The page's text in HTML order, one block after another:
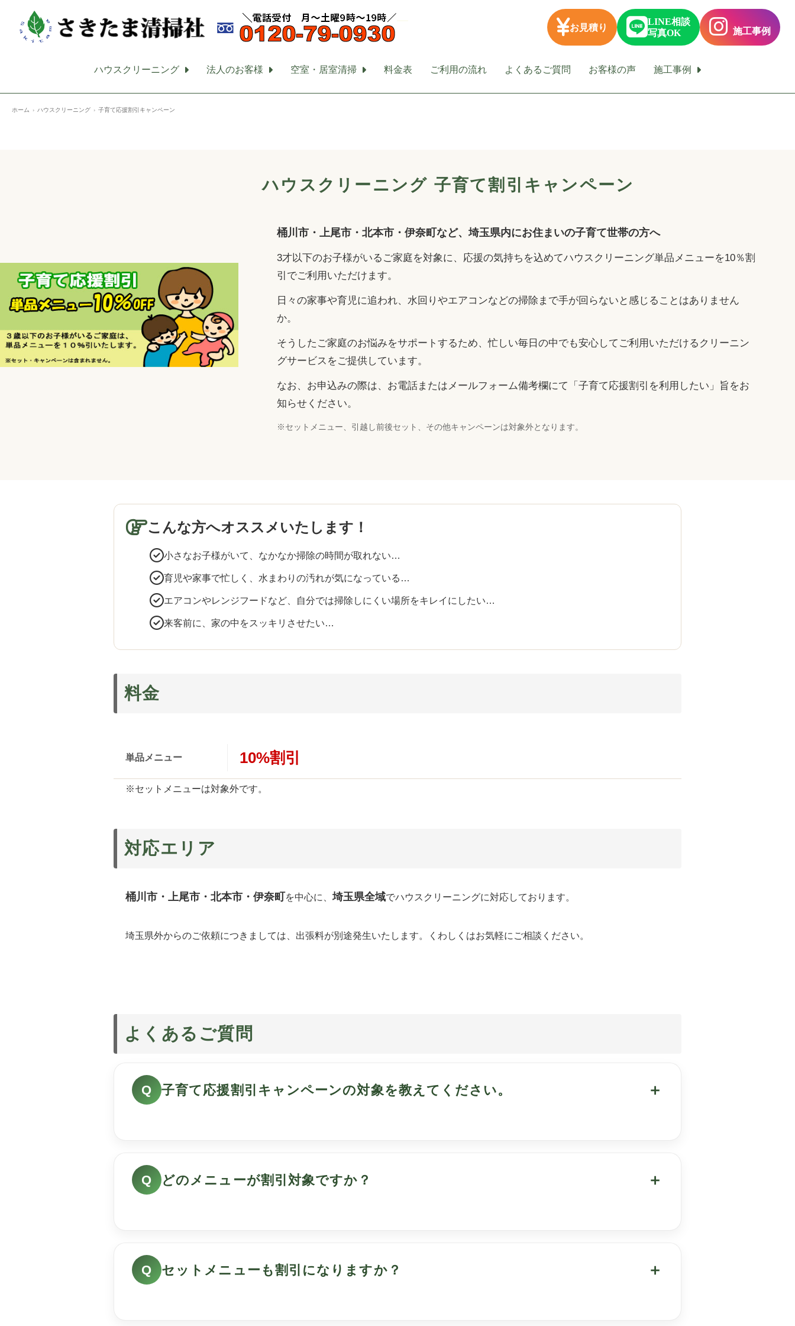
お見積り
LINE相談
写真OK
施工事例
ハウスクリーニング 法人のお客様 空室・居室清掃 料金表 ご利用の流れ よくあるご質問 お客様の声 施工事例
ホーム ハウスクリーニング 子育て応援割引キャンペーン
ハウスクリーニング 子育て割引キャンペーン
桶川市・上尾市・北本市・伊奈町など、埼玉県内にお住まいの子育て世帯の方へ
3才以下のお子様がいるご家庭を対象に、応援の気持ちを込めてハウスクリーニング単品メニューを10％割
引でご利用いただけます。
日々の家事や育児に追われ、水回りやエアコンなどの掃除まで手が回らないと感じることはありません
か。
そうしたご家庭のお悩みをサポートするため、忙しい毎日の中でも安心してご利用いただけるクリーニン
グサービスをご提供しています。
なお、お申込みの際は、お電話またはメールフォーム備考欄にて「子育て応援割引を利用したい」旨をお
知らせください。
※セットメニュー、引越し前後セット、その他キャンペーンは対象外となります。
こんな方へオススメいたします！
小さなお子様がいて、なかなか掃除の時間が取れない…
育児や家事で忙しく、水まわりの汚れが気になっている…
エアコンやレンジフードなど、自分では掃除しにくい場所をキレイにしたい…
来客前に、家の中をスッキリさせたい…
料金
単品メニュー 10%割引
※セットメニューは対象外です。
対応エリア
桶川市・上尾市・北本市・伊奈町 を中心に、埼玉県全域でハウスクリーニングに対応しております。
埼玉県外からのご依頼につきましては、出張料が別途発生いたします。くわしくはお気軽にご相談ください。
よくあるご質問
子育て応援割引キャンペーンの対象を教えてください。 ＋
どのメニューが割引対象ですか？ ＋
セットメニューも割引になりますか？ ＋